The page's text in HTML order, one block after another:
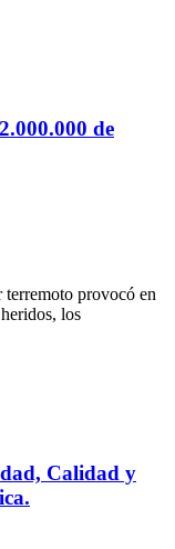
de
terremoto provocó en
los
Calidad y